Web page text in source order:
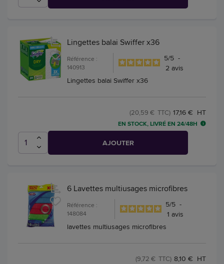
Lingettes balai Swiffer x36
Référence :
140913
5/5 -
2 avis
Lingettes balai Swiffer x36
17,16 € HT
(20,59 € TTC)
EN STOCK, LIVRÉ EN 24/48H
AJOUTER
6 Lavettes multiusages microfibres
Référence :
148084
5/5 -
1 avis
lavettes multiusages microfibres
8,10 € HT
(9,72 € TTC)